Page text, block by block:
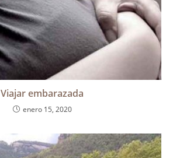
Viajar embarazada
enero 15, 2020